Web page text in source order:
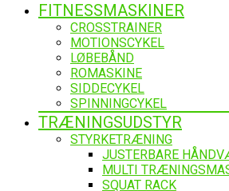
FITNESSMASKINER
CROSSTRAINER
MOTIONSCYKEL
LØBEBÅND
ROMASKINE
SIDDECYKEL
SPINNINGCYKEL
TRÆNINGSUDSTYR
STYRKETRÆNING
JUSTERBARE
MULTI
SQUAT RACK